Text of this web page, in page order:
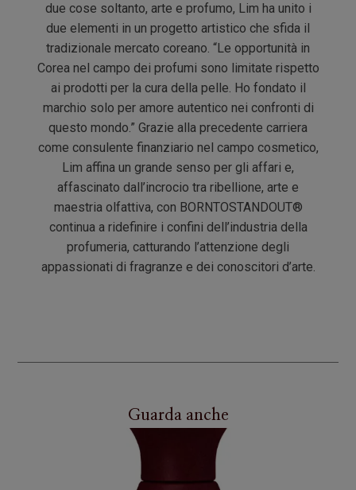
due cose soltanto, arte e profumo, Lim ha unito i
due elementi in un progetto artistico che sfida il
tradizionale mercato coreano. “Le opportunità in
Corea nel campo dei profumi sono limitate rispetto
ai prodotti per la cura della pelle. Ho fondato il
marchio solo per amore autentico nei confronti di
questo mondo.” Grazie alla precedente carriera
come consulente finanziario nel campo cosmetico,
Lim affina un grande senso per gli affari e,
affascinato dall’incrocio tra ribellione, arte e
maestria olfattiva, con BORNTOSTANDOUT®
continua a ridefinire i confini dell’industria della
profumeria, catturando l’attenzione degli
appassionati di fragranze e dei conoscitori d’arte.
Guarda anche